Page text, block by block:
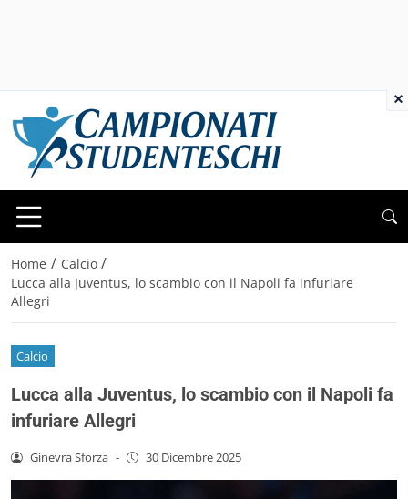
Home / Calcio /
Lucca alla Juventus, lo scambio con il Napoli fa infuriare
Allegri
Calcio
Lucca alla Juventus, lo scambio con il Napoli fa
infuriare Allegri
Ginevra Sforza - 30 Dicembre 2025
×